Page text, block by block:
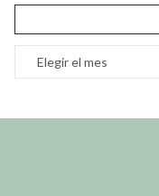
Archivos